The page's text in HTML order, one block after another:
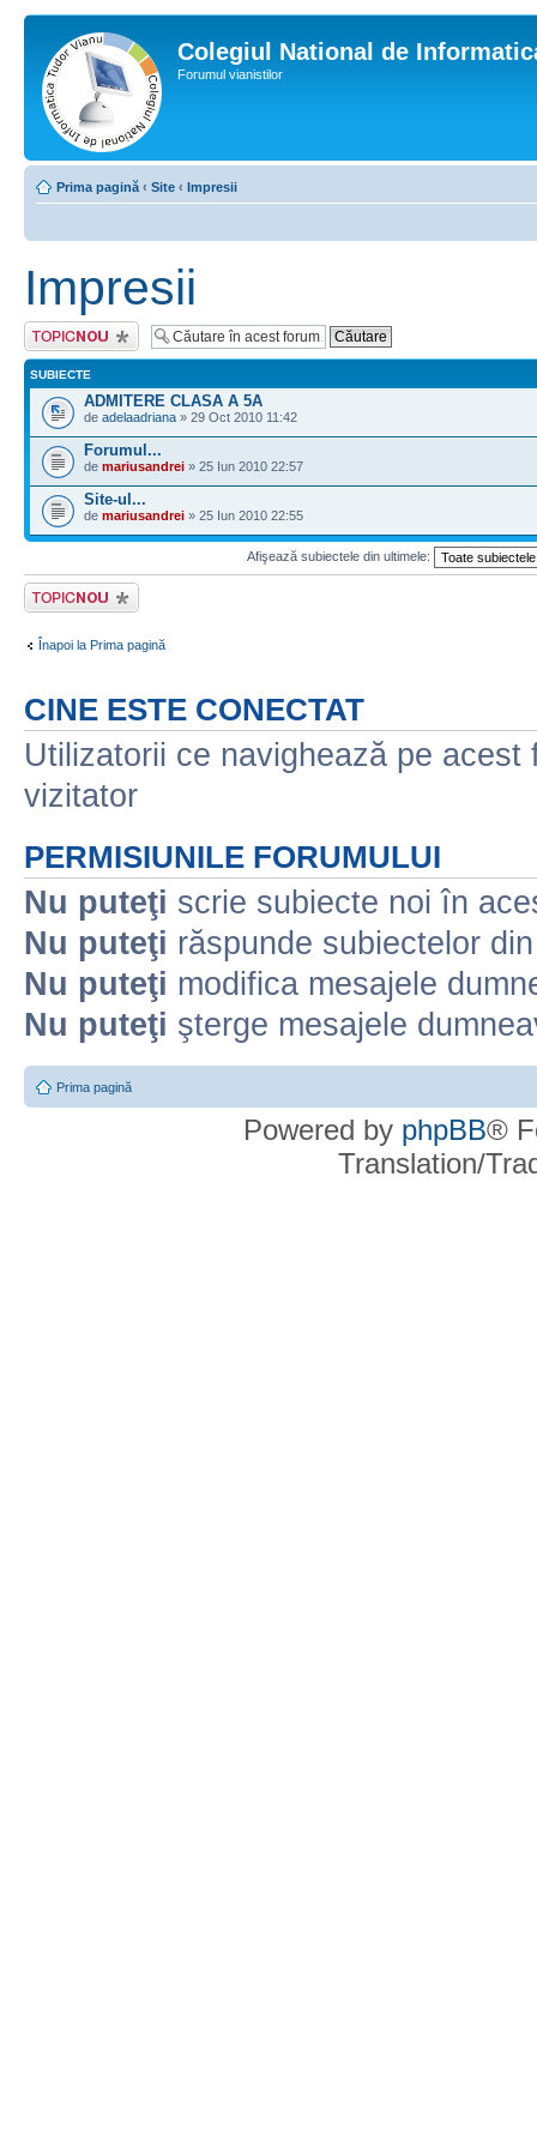
Colegiul National de
Forumul vianistilor
Prima pagină ‹ Site ‹ Impresii
Impresii
Scrie un subiect
nou
SUBIECTE
ADMITERE CLASA A 5A
de adelaadriana » 29 Oct 2010 11:42
Forumul...
de mariusandrei » 25 Iun 2010 22:57
Site-ul...
de mariusandrei » 25 Iun 2010 22:55
Afişează subiectele din ultimele:
Scrie un subiect
nou
Înapoi la Prima pagină
CINE ESTE CONECTAT
Utilizatorii ce navighează pe
vizitator
PERMISIUNILE FORUMULUI
Nu puteţi scrie subiecte noi în
Nu puteţi răspunde subiectelor
Nu puteţi modifica mesajele
Nu puteţi şterge mesajele
Prima pagină
Powered by phpBB®
Translation/